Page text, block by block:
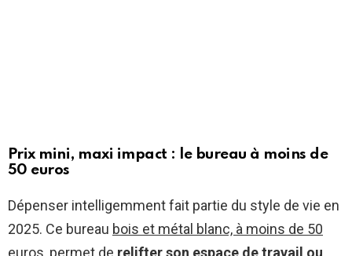
Prix mini, maxi impact : le bureau à moins de
50 euros
Dépenser intelligemment fait partie du style de vie en
2025. Ce bureau bois et métal blanc, à moins de 50
euros , permet de relifter son espace de travail ou